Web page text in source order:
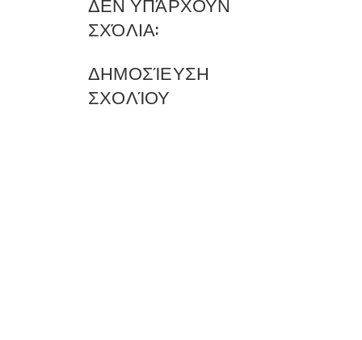
ΣΧΌΛΙΑ:
ΔΗΜΟΣΊΕΥΣΗ
ΣΧΟΛΊΟΥ